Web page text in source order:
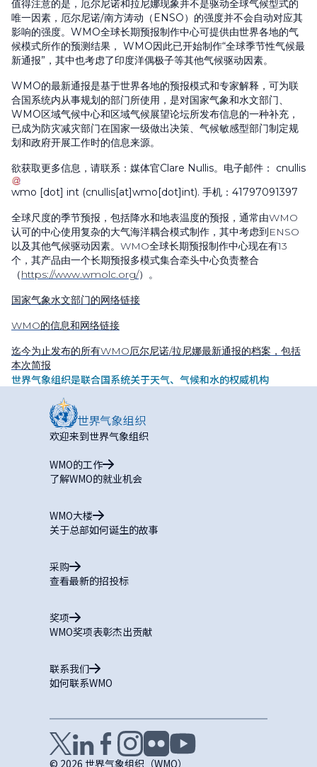
值得注意的是，厄尔尼诺和拉尼娜现象并不是驱动全球气候型式的
唯一因素，厄尔尼诺/南方涛动（ENSO）的强度并不会自动对应其
影响的强度。WMO全球长期预报制作中心可提供由世界各地的气
候模式所作的预测结果， WMO因此已开始制作“全球季节性气候最
新通报”，其中也考虑了印度洋偶极子等其他气候驱动因素。
WMO的最新通报是基于世界各地的预报模式和专家解释，可为联
合国系统内从事规划的部门所使用，是对国家气象和水文部门、
WMO区域气候中心和区域气候展望论坛所发布信息的一种补充，
已成为防灾减灾部门在国家一级做出决策、气候敏感型部门制定规
划和政府开展工作时的信息来源。
欲获取更多信息，请联系：媒体官Clare Nullis。电子邮件： cnullis
wmo [dot] int (cnullis[at]wmo[dot]int). 手机：41797091397
全球尺度的季节预报，包括降水和地表温度的预报，通常由WMO
认可的中心使用复杂的大气海洋耦合模式制作，其中考虑到ENSO
以及其他气候驱动因素。 WMO全球长期预报制作中心现在有13
个，其产品由一个长期预报多模式集合牵头中心负责整合
（https://www.wmolc.org/）。
国家气象水文部门的网络链接
WMO的信息和网络链接
迄今为止发布的所有WMO厄尔尼诺/拉尼娜最新通报的档案，包括
本次简报
世界气象组织是联合国系统关于天气、气候和水的权威机构
欢迎来到世界气象组织
WMO的工作
了解WMO的就业机会
WMO大楼
关于总部如何诞生的故事
采购
查看最新的招投标
奖项
WMO奖项表彰杰出贡献
联系我们
如何联系WMO
© 2026 世界气象组织（WMO）